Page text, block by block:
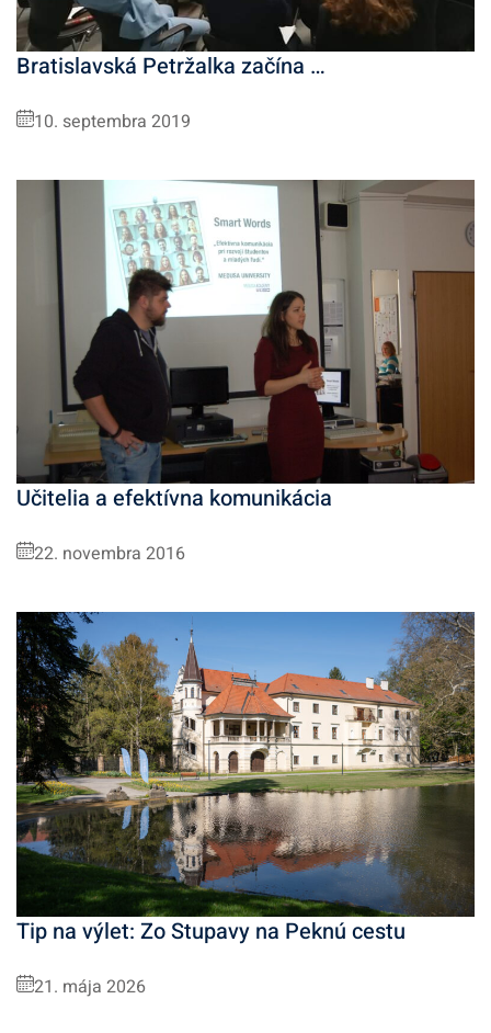
Bratislavská Petržalka začína …
10. septembra 2019
Učitelia a efektívna komunikácia
22. novembra 2016
Tip na výlet: Zo Stupavy na Peknú cestu
21. mája 2026